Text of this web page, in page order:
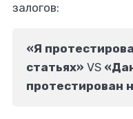
залогов:
«Я
статьях» VS
протестирован